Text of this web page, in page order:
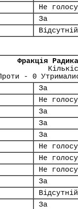
Не
За
Відсутній
Фракція
- 0
За
Не
За
За
За
Не
Не
Не
За
Відсутній
За